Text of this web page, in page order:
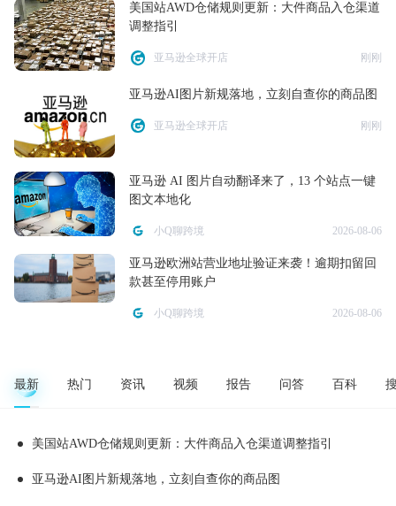
美国站AWD仓储规则更新：大件商品入仓渠道
调整指引
亚马逊全球开店 刚刚
亚马逊AI图片新规落地，立刻自查你的商品图
亚马逊全球开店 刚刚
亚马逊 AI 图片自动翻译来了，13 个站点一键
图文本地化
小Q聊跨境 2026-08-06
亚马逊欧洲站营业地址验证来袭！逾期扣留回
款甚至停用账户
小Q聊跨境 2026-08-06
最新 热门 资讯 视频 报告 问答 百科
美国站AWD仓储规则更新：大件商品入仓渠道调整指引
亚马逊AI图片新规落地，立刻自查你的商品图